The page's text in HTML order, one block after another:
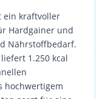
ein kraftvoller
Hardgainer und
Nährstoffbedarf.
1.250 kcal
hochwertigem